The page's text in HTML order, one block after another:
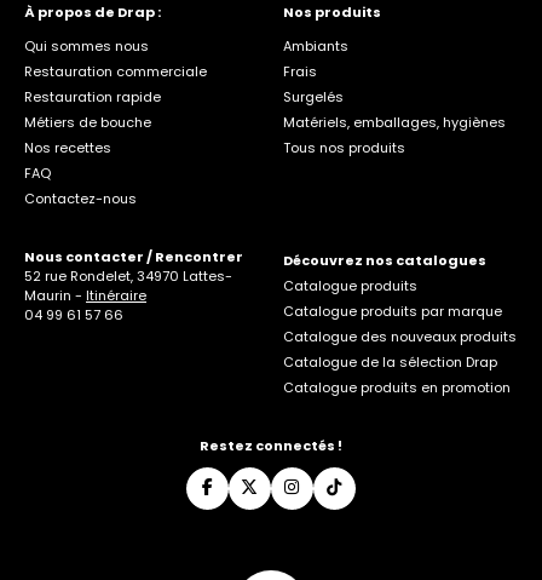
À propos de Drap :
Qui sommes nous
Restauration commerciale
Restauration rapide
Métiers de bouche
Nos recettes
FAQ
Contactez-nous
Nos produits
Ambiants
Frais
Surgelés
Matériels, emballages, hygiènes
Tous nos produits
Nous contacter / Rencontrer
52 rue Rondelet, 34970 Lattes-
Maurin - Itinéraire
04 99 61 57 66
Découvrez nos catalogues
Catalogue produits
Catalogue produits par marque
Catalogue des nouveaux produits
Catalogue de la sélection Drap
Catalogue produits en promotion
Restez connectés !